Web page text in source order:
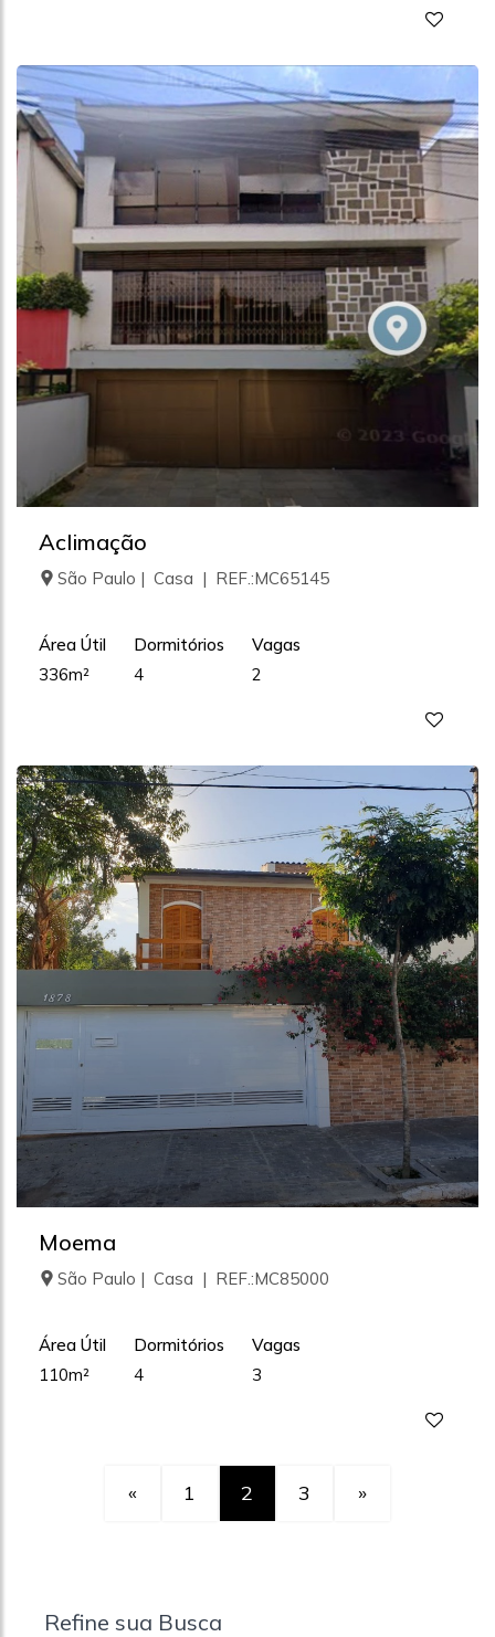
Aclimação
São Paulo | Casa | REF.:MC65145
Área Útil
336m²
Dormitórios
4
Vagas
2
Moema
São Paulo | Casa | REF.:MC85000
Área Útil
110m²
Dormitórios
4
Vagas
3
« 1 2 3 »
Refine sua Busca